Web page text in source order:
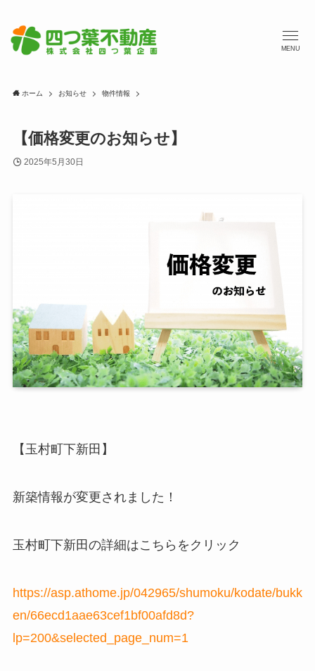
MENU
ホーム お知らせ 物件情報
【価格変更のお知らせ】
2025年5月30日
【玉村町下新田】
新築情報が変更されました！
玉村町下新田の詳細はこちらをクリック
https://asp.athome.jp/042965/shumoku/kodate/bukk
en/66ecd1aae63cef1bf00afd8d?
lp=200&selected_page_num=1